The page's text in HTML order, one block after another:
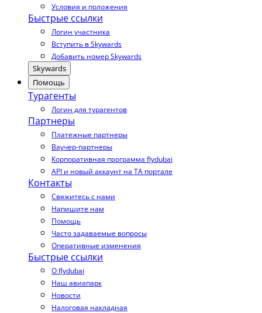
Условия и положения
Быстрые ссылки
Логин участника
Вступить в Skywards
Добавить номер Skywards
Skywards
Помощь
Турагенты
Логин для турагентов
Партнеры
Платежные партнеры
Ваучер-партнеры
Корпоративная программа flydubai
API и новый аккаунт на TA портале
Контакты
Свяжитесь с нами
Напишите нам
Помощь
Часто задаваемые вопросы
Оперативные изменения
Быстрые ссылки
О flydubai
Наш авиапарк
Новости
Налоговая накладная